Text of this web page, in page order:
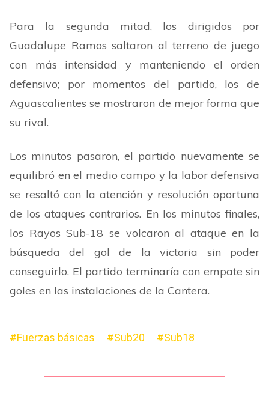
Para la segunda mitad, los dirigidos por
Guadalupe Ramos saltaron al terreno de juego
con más intensidad y manteniendo el orden
defensivo; por momentos del partido, los de
Aguascalientes se mostraron de mejor forma que
su rival.
Los minutos pasaron, el partido nuevamente se
equilibró en el medio campo y la labor defensiva
se resaltó con la atención y resolución oportuna
de los ataques contrarios. En los minutos finales,
los Rayos Sub-18 se volcaron al ataque en la
búsqueda del gol de la victoria sin poder
conseguirlo. El partido terminaría con empate sin
goles en las instalaciones de la Cantera.
#Fuerzas básicas #Sub20 #Sub18